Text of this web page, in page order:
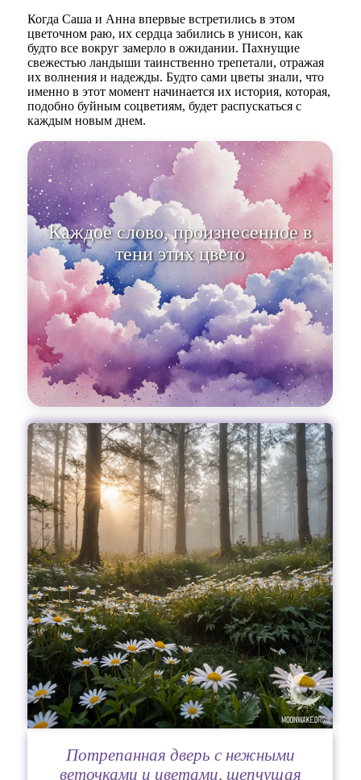
Когда Саша и Анна впервые встретились в этом
цветочном раю, их сердца забились в унисон, как
будто все вокруг замерло в ожидании. Пахнущие
свежестью ландыши таинственно трепетали, отражая
их волнения и надежды. Будто сами цветы знали, что
именно в этот момент начинается их история, которая,
подобно буйным соцветиям, будет распускаться с
каждым новым днем.
Каждое слово, произнесенное в
тени этих цветов, становилось
глотком и си
Потрепанная дверь с нежными
веточками и цветами, шепчущая